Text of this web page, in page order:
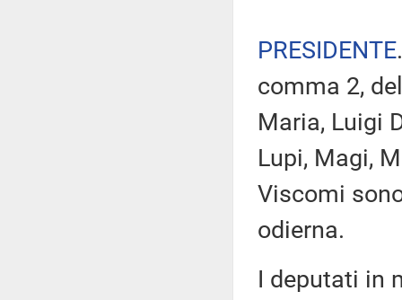
PRESIDENTE
comma 2,
Maria, Luigi
Lupi, Magi,
Viscomi
odierna.
I deputati in